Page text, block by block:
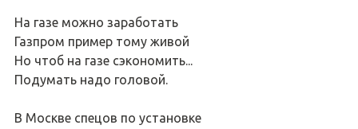
На газе можно заработать
Газпром пример тому живой
Но чтоб на газе сэкономить...
Подумать надо головой.
В Москве спецов по установке